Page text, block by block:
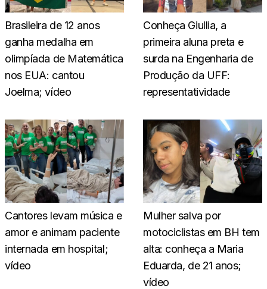
Brasileira de 12 anos
ganha medalha em
olimpíada de Matemática
nos EUA: cantou
Joelma; vídeo
Conheça Giullia, a
primeira aluna preta e
surda na Engenharia de
Produção da UFF:
representatividade
Cantores levam música e
amor e animam paciente
internada em hospital;
vídeo
Mulher salva por
motociclistas em BH tem
alta: conheça a Maria
Eduarda, de 21 anos;
vídeo